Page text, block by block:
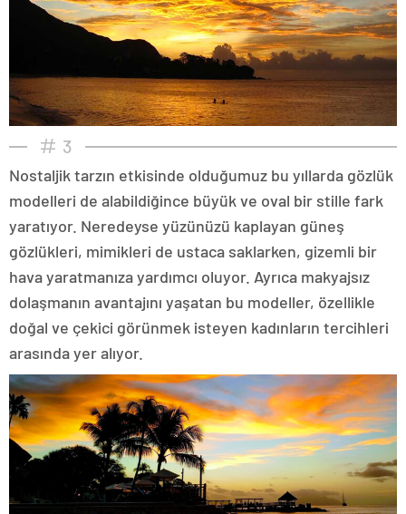
3
Nostaljik tarzın etkisinde olduğumuz bu yıllarda gözlük
modelleri de alabildiğince büyük ve oval bir stille fark
yaratıyor. Neredeyse yüzünüzü kaplayan güneş
gözlükleri, mimikleri de ustaca saklarken, gizemli bir
hava yaratmanıza yardımcı oluyor. Ayrıca makyajsız
dolaşmanın avantajını yaşatan bu modeller, özellikle
doğal ve çekici görünmek isteyen kadınların tercihleri
arasında yer alıyor.